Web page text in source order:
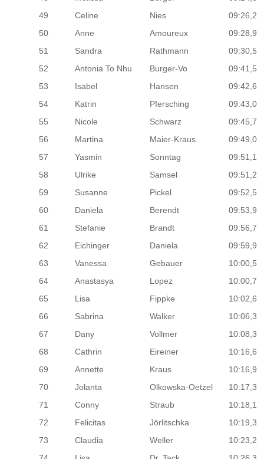
49
Celine Nies
09:26,2
50
Anne Amoureux
09:28,9
51
Sandra Rathmann
09:30,5
52
Antonia To Nhu Burger-Vo
09:41,5
53
Isabel Hansen
09:42,6
54
Katrin Pfersching
09:43,0
55
Nicole Schwarz
09:45,7
56
Martina Maier-Kraus
09:49,0
57
Yasmin Sonntag
09:51,1
58
Ulrike Samsel
09:51,2
59
Susanne Pickel
09:52,5
60
Daniela Berendt
09:53,9
61
Stefanie Brandt
09:56,7
62
Eichinger Daniela
09:59,9
63
Vanessa Gebauer
10:00,5
64
Anastasya Lopez
10:00,7
65
Lisa Fippke
10:02,6
66
Sabrina Walker
10:06,3
67
Dany Vollmer
10:08,3
68
Cathrin Eireiner
10:16,6
69
Annette Kraus
10:16,9
70
Jolanta Olkowska-Oetzel
10:17,3
71
Conny Straub
10:18,1
72
Felicitas Jörlitschka
10:19,3
73
Claudia Weller
10:23,2